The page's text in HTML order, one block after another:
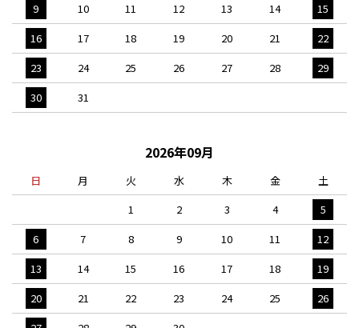
9
10 11 12 13 14
15
16
17 18 19 20 21
22
23
24 25 26 27 28
29
30
31
2026年09月
日 月 火 水 木 金
土
1
2 3 4
5
6
7 8 9 10 11
12
13
14 15 16 17 18
19
20
21 22 23 24 25
26